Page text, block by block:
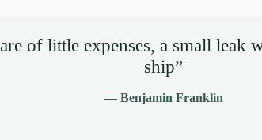
of little expenses, a small leak
ship”
— Benjamin Franklin